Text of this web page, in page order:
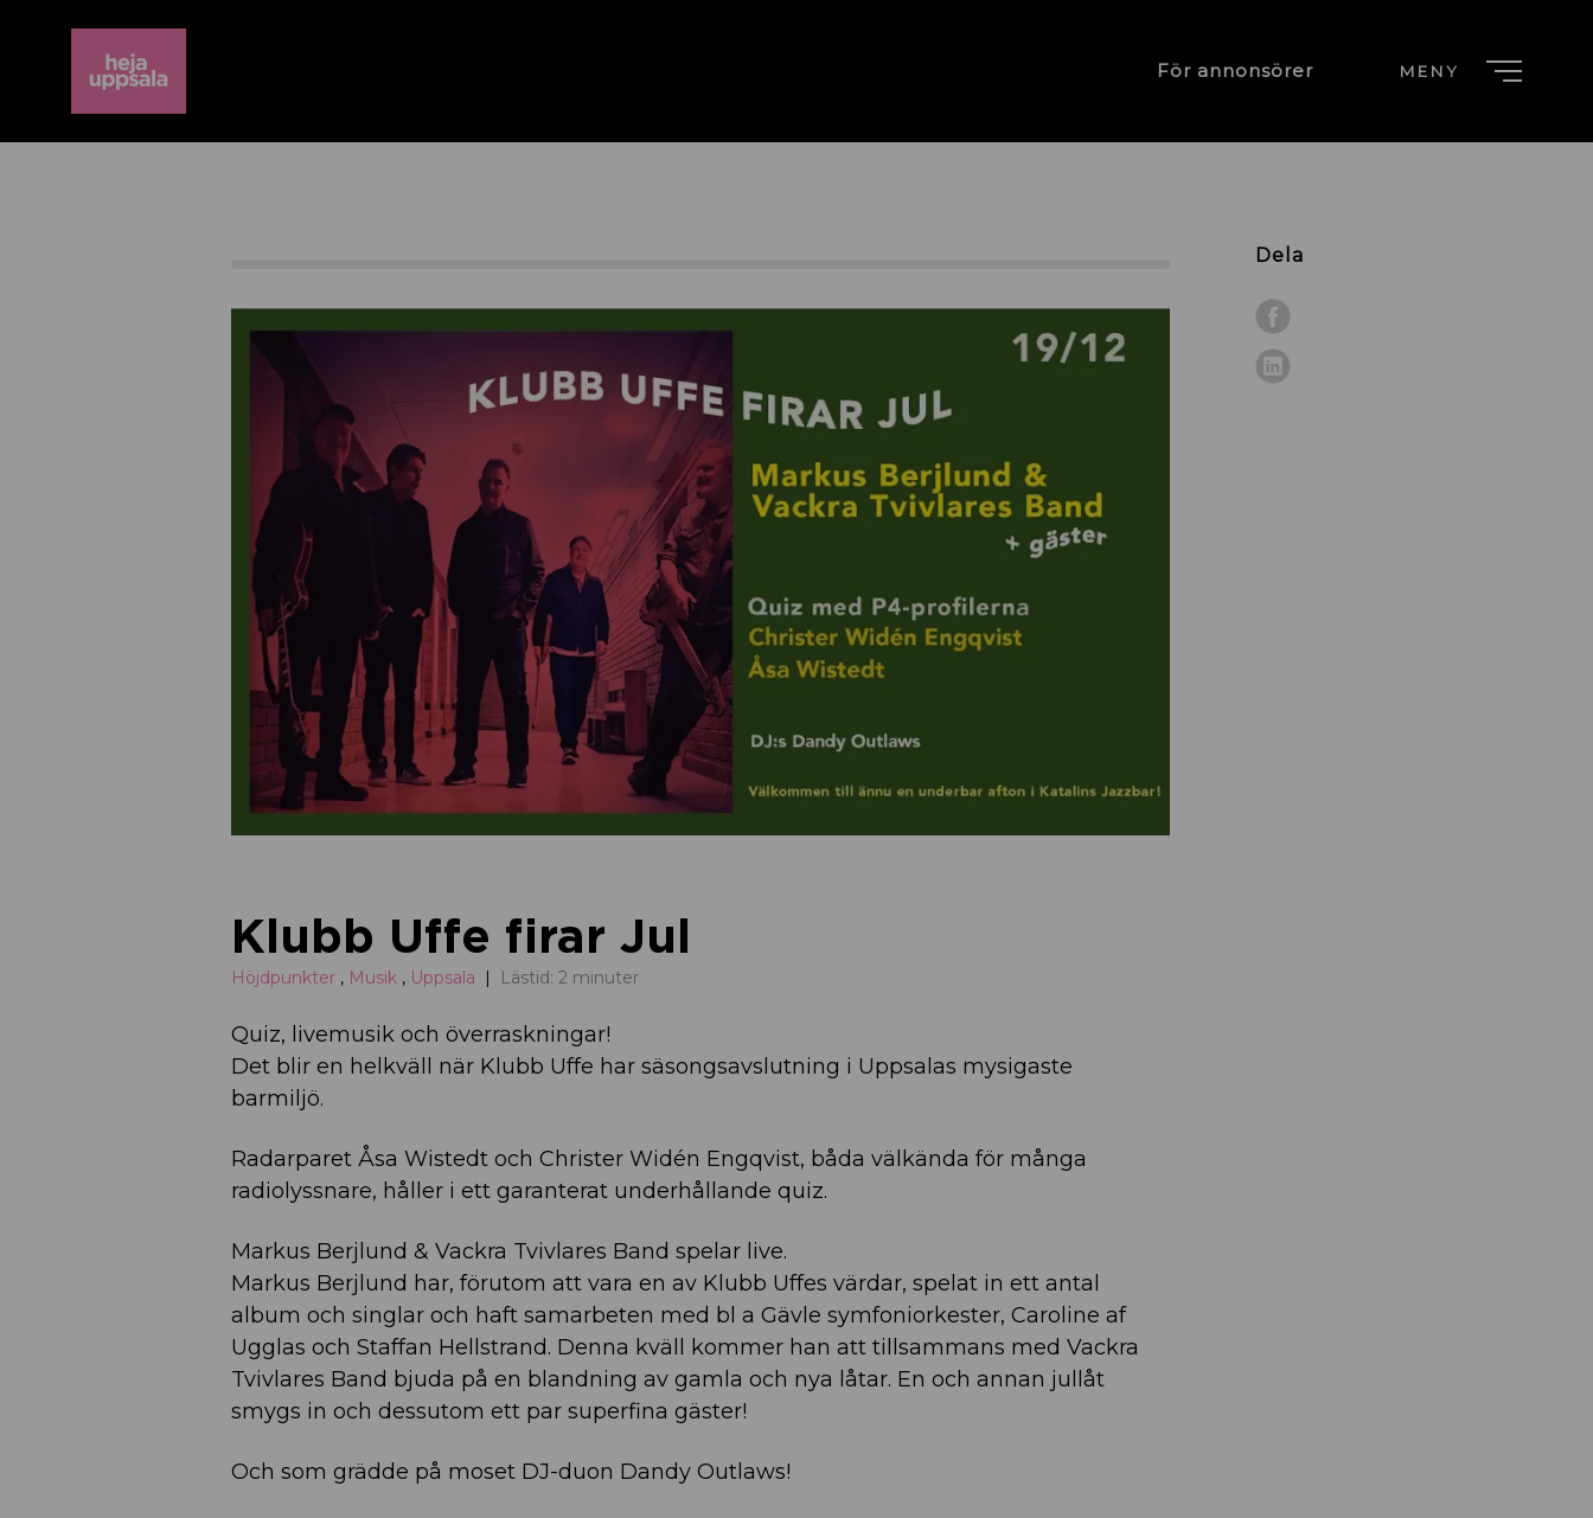
För annonsörer MENY
Dela
Klubb Uffe firar Jul
Höjdpunkter , Musik , Uppsala Lästid: 2 minuter
Quiz, livemusik och överraskningar!
Det blir en helkväll när Klubb Uffe har säsongsavslutning i Uppsalas mysigaste
barmiljö.
Radarparet Åsa Wistedt och Christer Widén Engqvist, båda välkända för många
radiolyssnare, håller i ett garanterat underhållande quiz.
Markus Berjlund & Vackra Tvivlares Band spelar live.
Markus Berjlund har, förutom att vara en av Klubb Uffes värdar, spelat in ett antal
album och singlar och haft samarbeten med bl a Gävle symfoniorkester, Caroline af
Ugglas och Staffan Hellstrand. Denna kväll kommer han att tillsammans med Vackra
Tvivlares Band bjuda på en blandning av gamla och nya låtar. En och annan jullåt
smygs in och dessutom ett par superfina gäster!
Och som grädde på moset DJ-duon Dandy Outlaws!